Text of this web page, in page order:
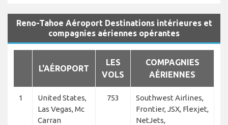
Reno-Tahoe Aéroport Destinations intérieures et
compagnies aériennes opérantes
L'AÉROPORT
LES
VOLS
COMPAGNIES
AÉRIENNES
1
United States,
Las Vegas, Mc
Carran
753
Southwest Airlines,
Frontier, JSX, Flexjet,
NetJets,